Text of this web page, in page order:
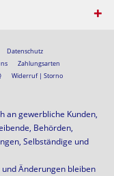
Datenschutz
Zahlungsarten
Widerruf | Storno
an gewerbliche Kunden,
Behörden,
Selbständige und
Änderungen bleiben